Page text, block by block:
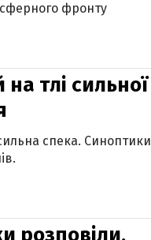
фронту
тлі сильної
спека. Синоптики
розповіли,